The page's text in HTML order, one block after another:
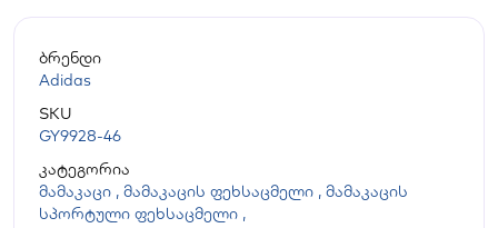
ბრენდი
Adidas
SKU
GY9928-46
კატეგორია
მამაკაცი , მამაკაცის ფეხსაცმელი , მამაკაცის
სპორტული ფეხსაცმელი ,